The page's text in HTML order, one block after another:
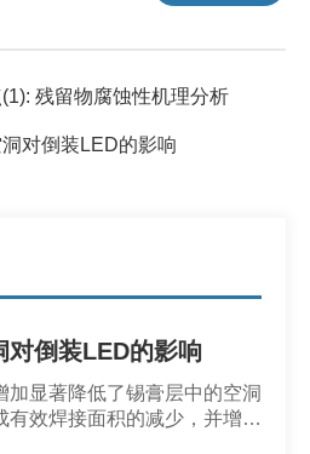
残留物腐蚀性机理分析
对倒装LED的影响
对倒装LED的影响
加显著降低了锡膏层中的空洞
有效焊接面积的减少，并增加